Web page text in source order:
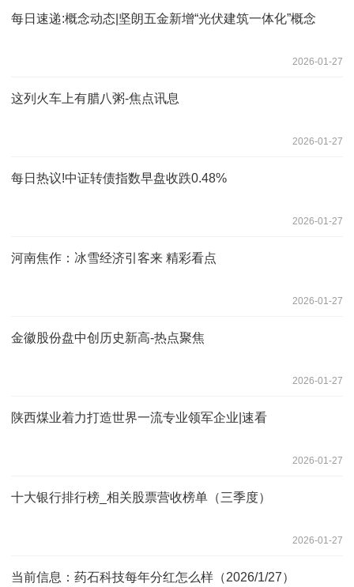
每日速递:概念动态|坚朗五金新增“光伏建筑一体化”概念
2026-01-27
这列火车上有腊八粥-焦点讯息
2026-01-27
每日热议!中证转债指数早盘收跌0.48%
2026-01-27
河南焦作：冰雪经济引客来 精彩看点
2026-01-27
金徽股份盘中创历史新高-热点聚焦
2026-01-27
陕西煤业着力打造世界一流专业领军企业|速看
2026-01-27
十大银行排行榜_相关股票营收榜单（三季度）
2026-01-27
当前信息：药石科技每年分红怎么样（2026/1/27）